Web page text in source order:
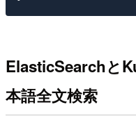
ElasticSearchと
本語全文検索